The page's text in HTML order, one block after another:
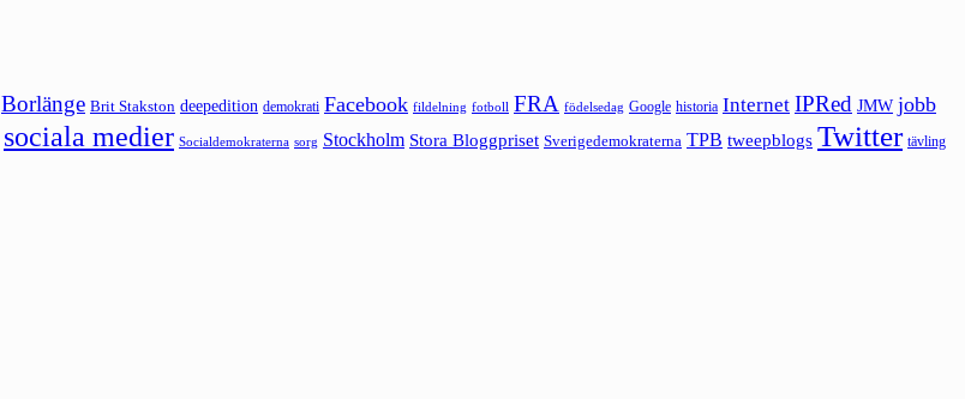
Borlänge Brit Stakston deepedition demokrati Facebook fildelning fotboll FRA födelsedag Google historia Internet IPRed JMW jobb
sociala medier Socialdemokraterna sorg Stockholm Stora Bloggpriset Sverigedemokraterna TPB tweepblogs Twitter tävling